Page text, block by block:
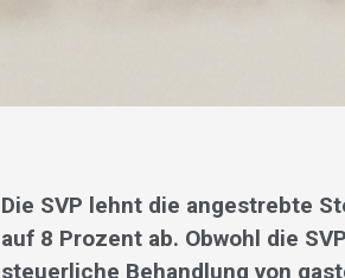
Die SVP lehnt die angestrebte
auf 8 Prozent ab. Obwohl die
steuerliche Behandlung von